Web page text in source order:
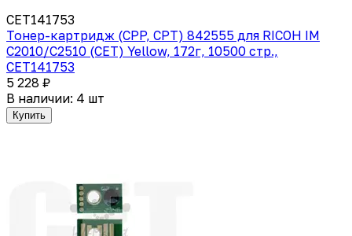
CET141753
Тонер-картридж (CPP, CPT) 842555 для RICOH IM
C2010/C2510 (CET) Yellow, 172г, 10500 стр.,
CET141753
5 228 ₽
В наличии: 4 шт
Купить